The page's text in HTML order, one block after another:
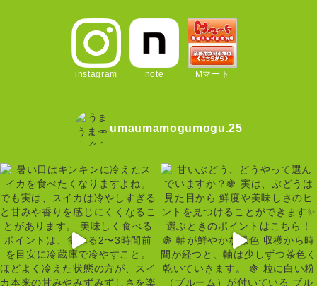
instagram note Mマート
umaumamogumogu.25